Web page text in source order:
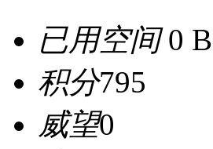
已用空间0 B
积分795
威望0